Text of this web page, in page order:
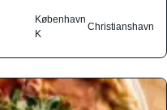
København
K
Christianshavn